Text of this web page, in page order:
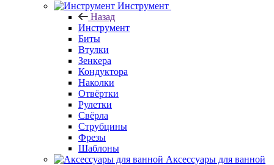
Инструмент
Назад
Инструмент
Биты
Втулки
Зенкера
Кондуктора
Наколки
Отвёртки
Рулетки
Свёрла
Струбцины
Фрезы
Шаблоны
Аксессуары для ванной